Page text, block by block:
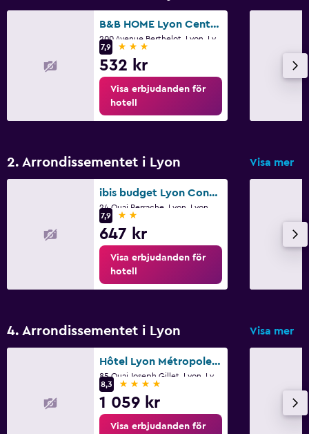
B&B HOME Lyon Centre Berthelot
7,9
3 stjärnor
532 kr
Visa erbjudanden för
hotell
2. Arrondissementet i Lyon Visa mer
ibis budget Lyon Confluence
7,9
2 stjärnor
647 kr
Visa erbjudanden för
hotell
4. Arrondissementet i Lyon Visa mer
Hôtel Lyon Métropole & Spa
8,3
4 stjärnor
1 059 kr
Visa erbjudanden för